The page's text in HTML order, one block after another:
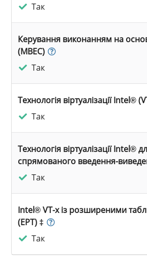
Так
Керування виконанням на
(MBEC)
Так
Технологія віртуалізації Intel®
Так
Технологія віртуалізації Intel®
спрямованого введення-
Так
Intel® VT-x із розширеними
(EPT) ‡
Так